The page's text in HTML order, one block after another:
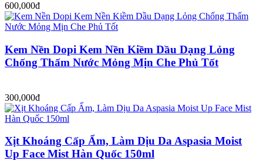
600,000đ
Kem Nền Dopi Kem Nền Kiềm Dầu Dạng Lỏng
Chống Thấm Nước Mỏng Mịn Che Phủ Tốt
300,000đ
Xịt Khoáng Cấp Ẩm, Làm Dịu Da Aspasia Moist
Up Face Mist Hàn Quốc 150ml